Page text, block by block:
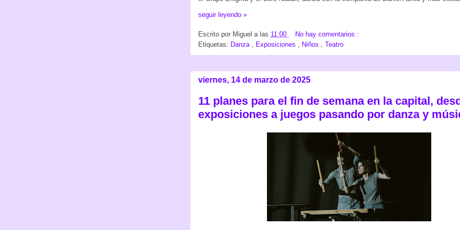
seguir leyendo »
Escrito por Miguel a las 11:00
No hay comentarios :
Etiquetas: Danza , Exposiciones , Niños , Teatro
viernes, 14 de marzo de 2025
11 planes para el fin de semana en la capital,
exposiciones a juegos pasando por danza y